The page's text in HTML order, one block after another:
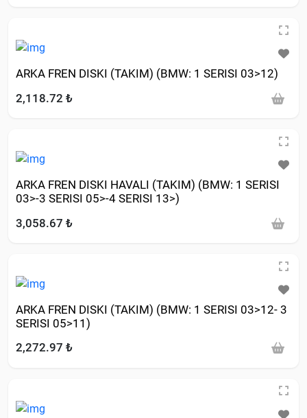
ARKA FREN DISKI (TAKIM) (BMW: 1 SERISI 03>12)
2,118.72 ₺
ARKA FREN DISKI HAVALI (TAKIM) (BMW: 1 SERISI
03>-3 SERISI 05>-4 SERISI 13>)
3,058.67 ₺
ARKA FREN DISKI (TAKIM) (BMW: 1 SERISI 03>12- 3
SERISI 05>11)
2,272.97 ₺